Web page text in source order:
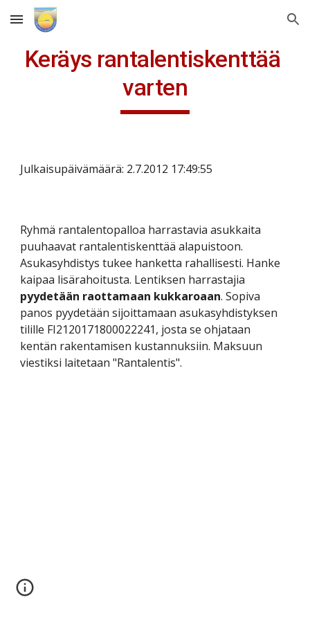
Skip to main content Skip to navigation
Keräys rantalentiskenttää
varten
Julkaisupäivämäärä: 2.7.2012 17:49:55
Ryhmä rantalentopalloa harrastavia asukkaita
puuhaavat rantalentiskenttää alapuistoon.
Asukasyhdistys tukee hanketta rahallisesti. Hanke
pyydetään raottamaan kukkaroaan. Sopiva
panos pyydetään sijoittamaan asukasyhdistyksen
tilille FI2120171800022241, josta se ohjataan
kentän rakentamisen kustannuksiin. Maksuun
viestiksi laitetaan "Rantalentis".